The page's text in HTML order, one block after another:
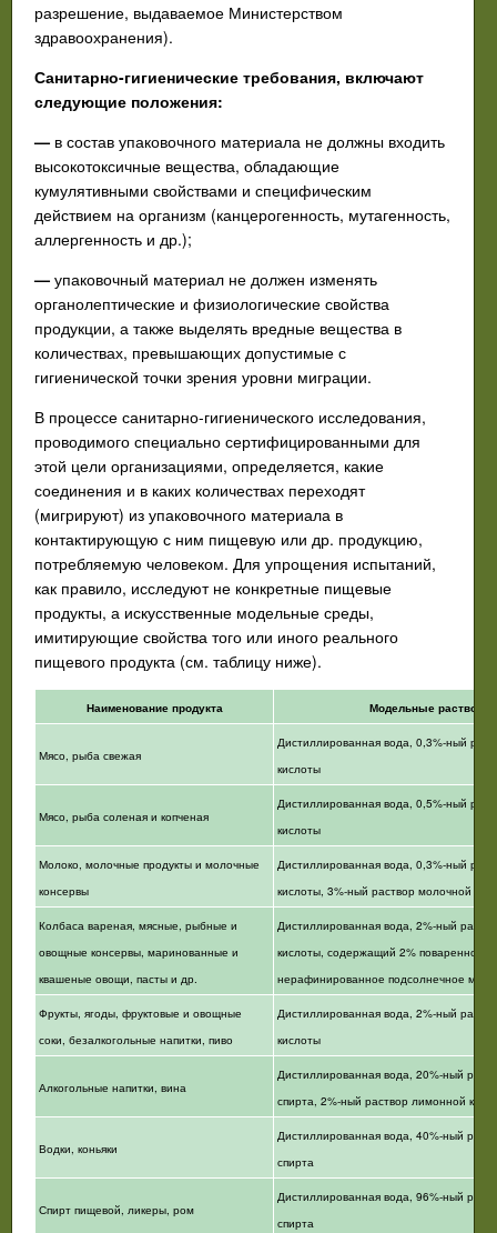
разрешение, выдаваемое Министерством
здравоохранения).
Санитарно-гигиенические требования, включают
следующие положения:
— в состав упаковочного материала не должны входить
высокотоксичные вещества, обладающие
кумулятивными свойствами и специфическим
действием на организм (канцерогенность, мутагенность,
аллергенность и др.);
— упаковочный материал не должен изменять
органолептические и физиологические свойства
продукции, а также выделять вредные вещества в
количествах, превышающих допустимые с
гигиенической точки зрения уровни миграции.
В процессе санитарно-гигиенического исследования,
проводимого специально сертифицированными для
этой цели организациями, определяется, какие
соединения и в каких количествах переходят
(мигрируют) из упаковочного материала в
контактирующую с ним пищевую или др. продукцию,
потребляемую человеком. Для упрощения испытаний,
как правило, исследуют не конкретные пищевые
продукты, а искусственные модельные среды,
имитирующие свойства того или иного реального
пищевого продукта (см. таблицу ниже).
Наименование продукта Модельные растворы
Мясо, рыба свежая
Дистиллированная вода, 0,3%-ный
кислоты
Мясо, рыба соленая и копченая
Дистиллированная вода, 0,5%-ный
кислоты
Молоко, молочные продукты и молочные
консервы
Дистиллированная вода, 0,3%-ный
кислоты, 3%-ный раствор молочной
Колбаса вареная, мясные, рыбные и
овощные консервы, маринованные и
квашеные овощи, пасты и др.
Дистиллированная вода, 2%-ный
кислоты, содержащий 2% поваренной
нерафинированное подсолнечное
Фрукты, ягоды, фруктовые и овощные
соки, безалкогольные напитки, пиво
Дистиллированная вода, 2%-ный
кислоты
Алкогольные напитки, вина
Дистиллированная вода, 20%-ный
спирта, 2%-ный раствор лимонной
Водки, коньяки
Дистиллированная вода, 40%-ный
спирта
Спирт пищевой, ликеры, ром
Дистиллированная вода, 96%-ный
спирта